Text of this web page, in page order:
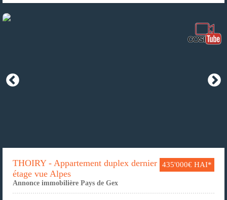
435'000€ HAI*
THOIRY - Appartement duplex dernier
étage vue Alpes
Annonce immobilière Pays de Gex